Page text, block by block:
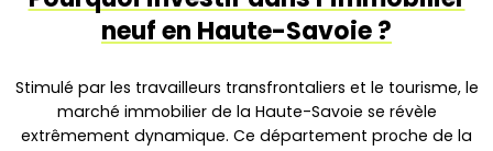
neuf en Haute-Savoie ?
Stimulé par les travailleurs transfrontaliers et le tourisme, le
marché immobilier de la Haute-Savoie se révèle
extrêmement dynamique. Ce département proche de la